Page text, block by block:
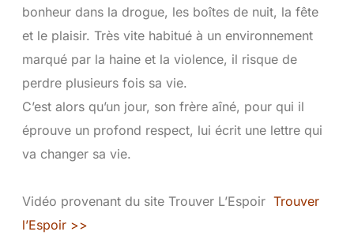
bonheur dans la drogue, les boîtes de nuit, la fête
et le plaisir. Très vite habitué à un environnement
marqué par la haine et la violence, il risque de
perdre plusieurs fois sa vie.
C’est alors qu’un jour, son frère aîné, pour qui il
éprouve un profond respect, lui écrit une lettre qui
va changer sa vie.
Vidéo provenant du site Trouver L’Espoir Trouver
l’Espoir >>